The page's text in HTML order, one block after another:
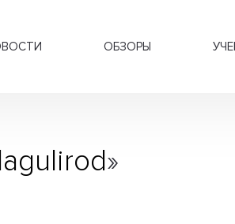
ОБЗОРЫ
lagulirod»